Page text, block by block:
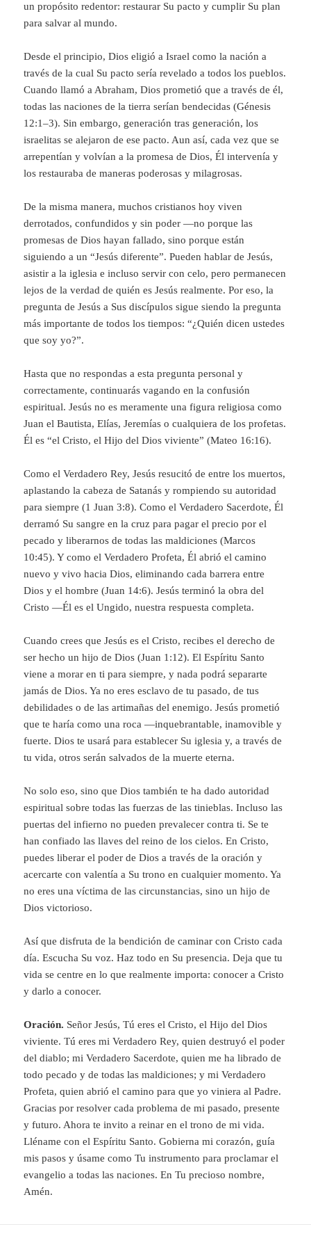
un propósito redentor: restaurar Su pacto y cumplir Su plan
para salvar al mundo.
Desde el principio, Dios eligió a Israel como la nación a
través de la cual Su pacto sería revelado a todos los pueblos.
Cuando llamó a Abraham, Dios prometió que a través de él,
todas las naciones de la tierra serían bendecidas (Génesis
12:1–3). Sin embargo, generación tras generación, los
israelitas se alejaron de ese pacto. Aun así, cada vez que se
arrepentían y volvían a la promesa de Dios, Él intervenía y
los restauraba de maneras poderosas y milagrosas.
De la misma manera, muchos cristianos hoy viven
derrotados, confundidos y sin poder —no porque las
promesas de Dios hayan fallado, sino porque están
siguiendo a un “Jesús diferente”. Pueden hablar de Jesús,
asistir a la iglesia e incluso servir con celo, pero permanecen
lejos de la verdad de quién es Jesús realmente. Por eso, la
pregunta de Jesús a Sus discípulos sigue siendo la pregunta
más importante de todos los tiempos: “¿Quién dicen ustedes
que soy yo?”.
Hasta que no respondas a esta pregunta personal y
correctamente, continuarás vagando en la confusión
espiritual. Jesús no es meramente una figura religiosa como
Juan el Bautista, Elías, Jeremías o cualquiera de los profetas.
Él es “el Cristo, el Hijo del Dios viviente” (Mateo 16:16).
Como el Verdadero Rey, Jesús resucitó de entre los muertos,
aplastando la cabeza de Satanás y rompiendo su autoridad
para siempre (1 Juan 3:8). Como el Verdadero Sacerdote, Él
derramó Su sangre en la cruz para pagar el precio por el
pecado y liberarnos de todas las maldiciones (Marcos
10:45). Y como el Verdadero Profeta, Él abrió el camino
nuevo y vivo hacia Dios, eliminando cada barrera entre
Dios y el hombre (Juan 14:6). Jesús terminó la obra del
Cristo —Él es el Ungido, nuestra respuesta completa.
Cuando crees que Jesús es el Cristo, recibes el derecho de
ser hecho un hijo de Dios (Juan 1:12). El Espíritu Santo
viene a morar en ti para siempre, y nada podrá separarte
jamás de Dios. Ya no eres esclavo de tu pasado, de tus
debilidades o de las artimañas del enemigo. Jesús prometió
que te haría como una roca —inquebrantable, inamovible y
fuerte. Dios te usará para establecer Su iglesia y, a través de
tu vida, otros serán salvados de la muerte eterna.
No solo eso, sino que Dios también te ha dado autoridad
espiritual sobre todas las fuerzas de las tinieblas. Incluso las
puertas del infierno no pueden prevalecer contra ti. Se te
han confiado las llaves del reino de los cielos. En Cristo,
puedes liberar el poder de Dios a través de la oración y
acercarte con valentía a Su trono en cualquier momento. Ya
no eres una víctima de las circunstancias, sino un hijo de
Dios victorioso.
Así que disfruta de la bendición de caminar con Cristo cada
día. Escucha Su voz. Haz todo en Su presencia. Deja que tu
vida se centre en lo que realmente importa: conocer a Cristo
y darlo a conocer.
Oración. Señor Jesús, Tú eres el Cristo, el Hijo del Dios
viviente. Tú eres mi Verdadero Rey, quien destruyó el poder
del diablo; mi Verdadero Sacerdote, quien me ha librado de
todo pecado y de todas las maldiciones; y mi Verdadero
Profeta, quien abrió el camino para que yo viniera al Padre.
Gracias por resolver cada problema de mi pasado, presente
y futuro. Ahora te invito a reinar en el trono de mi vida.
Lléname con el Espíritu Santo. Gobierna mi corazón, guía
mis pasos y úsame como Tu instrumento para proclamar el
evangelio a todas las naciones. En Tu precioso nombre,
Amén.